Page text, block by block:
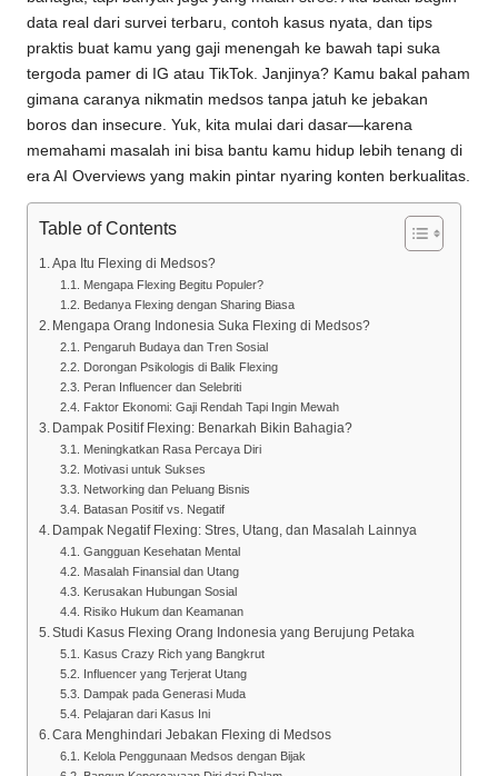
data real dari survei terbaru, contoh kasus nyata, dan tips
praktis buat kamu yang gaji menengah ke bawah tapi suka
tergoda pamer di IG atau TikTok. Janjinya? Kamu bakal paham
gimana caranya nikmatin medsos tanpa jatuh ke jebakan
boros dan insecure. Yuk, kita mulai dari dasar—karena
memahami masalah ini bisa bantu kamu hidup lebih tenang di
era AI Overviews yang makin pintar nyaring konten berkualitas.
Table of Contents
Apa Itu Flexing di Medsos?
Mengapa Flexing Begitu Populer?
Bedanya Flexing dengan Sharing Biasa
Mengapa Orang Indonesia Suka Flexing di Medsos?
Pengaruh Budaya dan Tren Sosial
Dorongan Psikologis di Balik Flexing
Peran Influencer dan Selebriti
Faktor Ekonomi: Gaji Rendah Tapi Ingin Mewah
Dampak Positif Flexing: Benarkah Bikin Bahagia?
Meningkatkan Rasa Percaya Diri
Motivasi untuk Sukses
Networking dan Peluang Bisnis
Batasan Positif vs. Negatif
Dampak Negatif Flexing: Stres, Utang, dan Masalah Lainnya
Gangguan Kesehatan Mental
Masalah Finansial dan Utang
Kerusakan Hubungan Sosial
Risiko Hukum dan Keamanan
Studi Kasus Flexing Orang Indonesia yang Berujung Petaka
Kasus Crazy Rich yang Bangkrut
Influencer yang Terjerat Utang
Dampak pada Generasi Muda
Pelajaran dari Kasus Ini
Cara Menghindari Jebakan Flexing di Medsos
Kelola Penggunaan Medsos dengan Bijak